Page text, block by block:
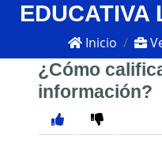
EDUCATIVA
Inicio
¿Cómo
información?